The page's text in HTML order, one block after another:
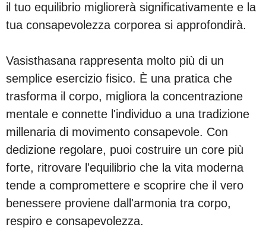
il tuo equilibrio migliorerà significativamente e la
tua consapevolezza corporea si approfondirà.
Vasisthasana rappresenta molto più di un
semplice esercizio fisico. È una pratica che
trasforma il corpo, migliora la concentrazione
mentale e connette l'individuo a una tradizione
millenaria di movimento consapevole. Con
dedizione regolare, puoi costruire un core più
forte, ritrovare l'equilibrio che la vita moderna
tende a compromettere e scoprire che il vero
benessere proviene dall'armonia tra corpo,
respiro e consapevolezza.